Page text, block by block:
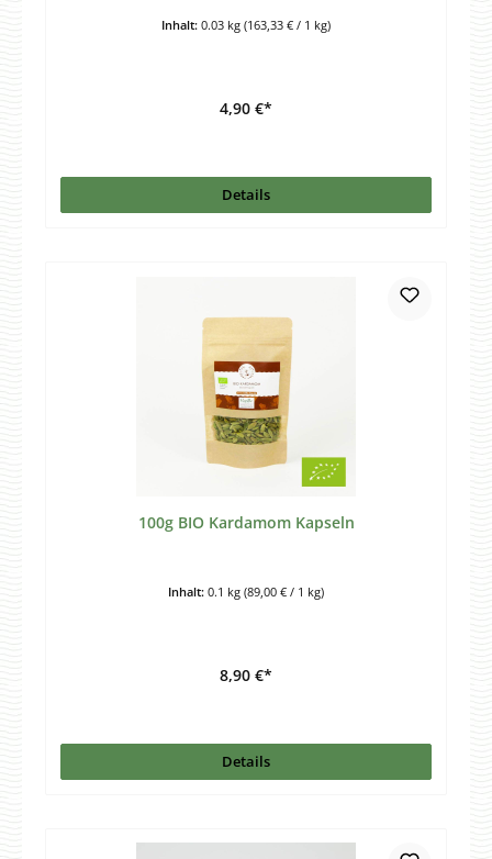
Inhalt: 0.03 kg (163,33 € / 1 kg)
4,90 €*
Details
100g BIO Kardamom Kapseln
Inhalt: 0.1 kg (89,00 € / 1 kg)
8,90 €*
Details